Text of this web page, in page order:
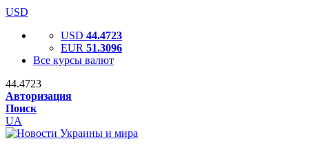
USD
USD 44.4723
EUR 51.3096
Все курсы валют
44.4723
Авторизация
Поиск
UA